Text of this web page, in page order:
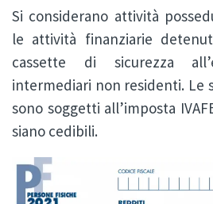
Si considerano attività
le attività finanziarie
cassette di sicurezza
intermediari non residenti. Le
sono soggetti all’imposta
siano cedibili.